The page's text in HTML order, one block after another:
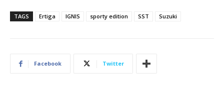
TAGS Ertiga IGNIS sporty edition SST Suzuki
Facebook Twitter